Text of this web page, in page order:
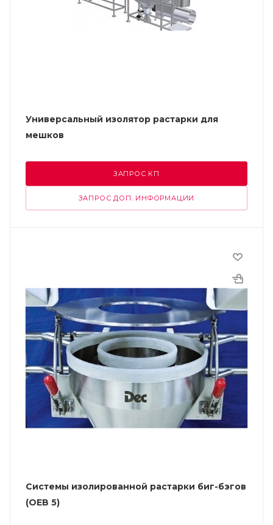
Универсальный изолятор растарки для
мешков
ЗАПРОС КП
ЗАПРОС ДОП. ИНФОРМАЦИИ
Системы изолированной растарки биг-бэгов
(OEB 5)